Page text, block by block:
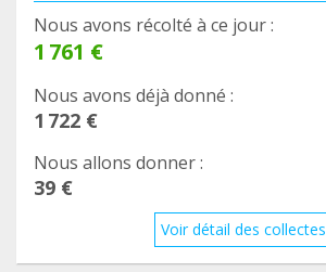
Nous avons récolté à ce jour :
1 761 €
Nous avons déjà donné :
1 722 €
Nous allons donner :
39 €
Voir détail des collectes